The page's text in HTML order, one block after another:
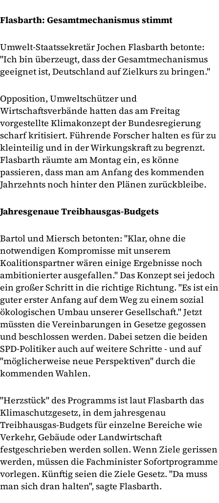
Flasbarth: Gesamtmechanismus stimmt
Umwelt-Staatssekretär Jochen Flasbarth betonte:
"Ich bin überzeugt, dass der Gesamtmechanismus
geeignet ist, Deutschland auf Zielkurs zu bringen."
Opposition, Umweltschützer und
Wirtschaftsverbände hatten das am Freitag
vorgestellte Klimakonzept der Bundesregierung
scharf kritisiert. Führende Forscher halten es für zu
kleinteilig und in der Wirkungskraft zu begrenzt.
Flasbarth räumte am Montag ein, es könne
passieren, dass man am Anfang des kommenden
Jahrzehnts noch hinter den Plänen zurückbleibe.
Jahresgenaue Treibhausgas-Budgets
Bartol und Miersch betonten: "Klar, ohne die
notwendigen Kompromisse mit unserem
Koalitionspartner wären einige Ergebnisse noch
ambitionierter ausgefallen." Das Konzept sei jedoch
ein großer Schritt in die richtige Richtung. "Es ist ein
guter erster Anfang auf dem Weg zu einem sozial
ökologischen Umbau unserer Gesellschaft." Jetzt
müssten die Vereinbarungen in Gesetze gegossen
und beschlossen werden. Dabei setzen die beiden
SPD-Politiker auch auf weitere Schritte - und auf
"möglicherweise neue Perspektiven" durch die
kommenden Wahlen.
"Herzstück" des Programms ist laut Flasbarth das
Klimaschutzgesetz, in dem jahresgenau
Treibhausgas-Budgets für einzelne Bereiche wie
Verkehr, Gebäude oder Landwirtschaft
festgeschrieben werden sollen. Wenn Ziele gerissen
werden, müssen die Fachminister Sofortprogramme
vorlegen. Künftig seien die Ziele Gesetz. "Da muss
man sich dran halten", sagte Flasbarth.